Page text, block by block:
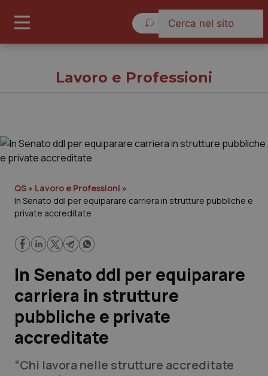
Governo e Parlamento
Regioni e Asl
Lavoro e Professioni
Scienza e Farmaci
Studi e Analisi
Lettere al direttore
Lavoro e Professioni
QS » Lavoro e Professioni »
In Senato ddl per equiparare carriera in strutture pubbliche e
private accreditate
In Senato ddl per equiparare
carriera in strutture
pubbliche e private
accreditate
“Chi lavora nelle strutture accreditate